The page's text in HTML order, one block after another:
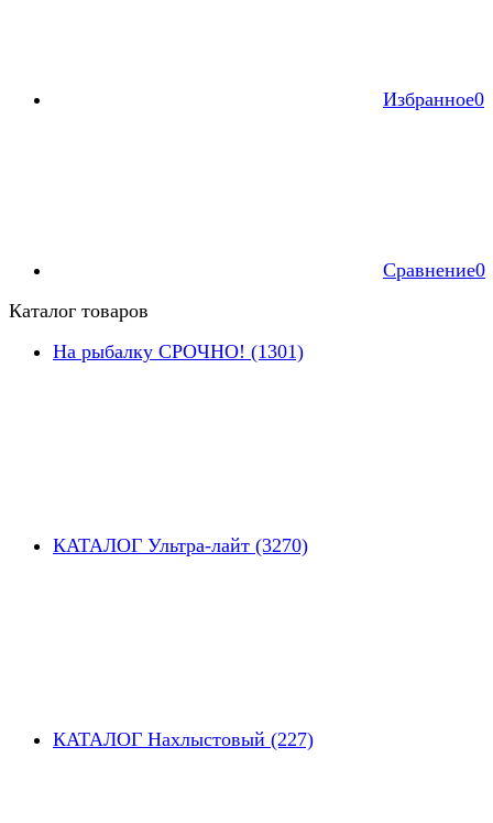
Избранное0
Сравнение0
Каталог товаров
На рыбалку СРОЧНО! (1301)
КАТАЛОГ Ультра-лайт (3270)
КАТАЛОГ Нахлыстовый (227)